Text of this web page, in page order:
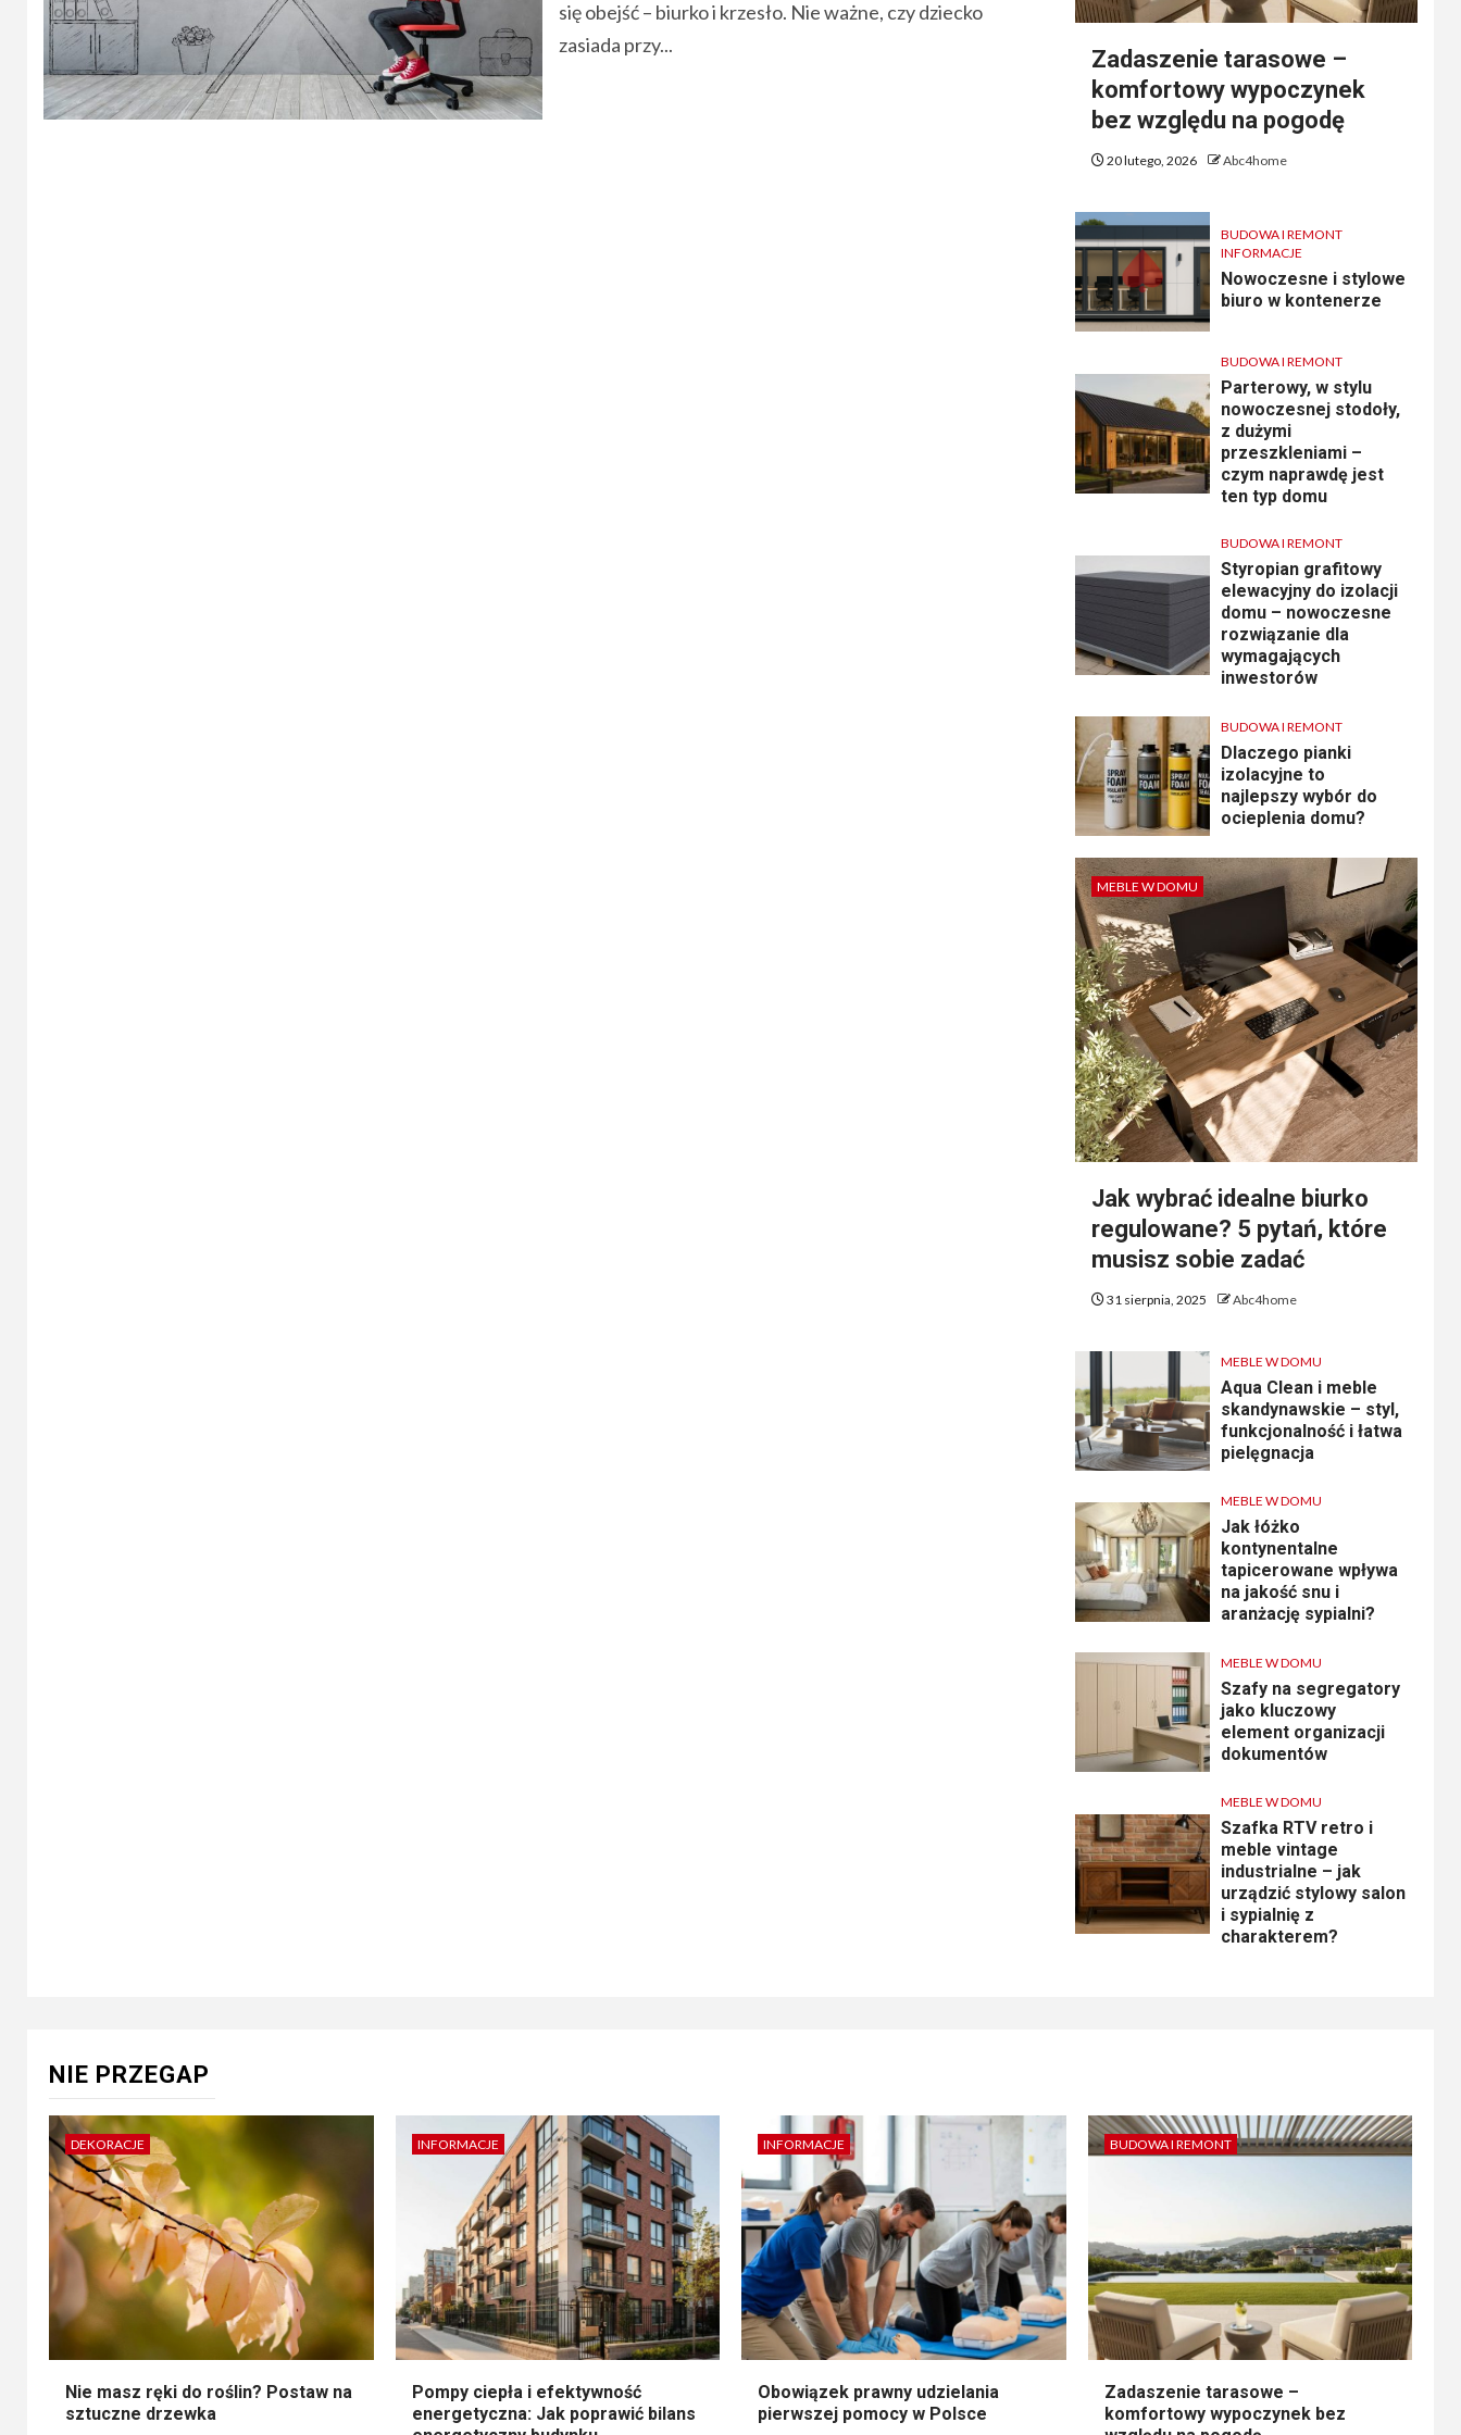
się obejść – biurko i krzesło. Nie ważne, czy dziecko
zasiada przy...
Zadaszenie tarasowe –
komfortowy wypoczynek
bez względu na pogodę
20 lutego, 2026 Abc4home
BUDOWA I REMONT
INFORMACJE
Nowoczesne i stylowe
biuro w kontenerze
BUDOWA I REMONT
Parterowy, w stylu
nowoczesnej stodoły,
z dużymi
przeszkleniami –
czym naprawdę jest
ten typ domu
BUDOWA I REMONT
Styropian grafitowy
elewacyjny do izolacji
domu – nowoczesne
rozwiązanie dla
wymagających
inwestorów
BUDOWA I REMONT
Dlaczego pianki
izolacyjne to
najlepszy wybór do
ocieplenia domu?
MEBLE W DOMU
Jak wybrać idealne biurko
regulowane? 5 pytań, które
musisz sobie zadać
31 sierpnia, 2025 Abc4home
MEBLE W DOMU
Aqua Clean i meble
skandynawskie – styl,
funkcjonalność i łatwa
pielęgnacja
MEBLE W DOMU
Jak łóżko
kontynentalne
tapicerowane wpływa
na jakość snu i
aranżację sypialni?
MEBLE W DOMU
Szafy na segregatory
jako kluczowy
element organizacji
dokumentów
MEBLE W DOMU
Szafka RTV retro i
meble vintage
industrialne – jak
urządzić stylowy salon
i sypialnię z
charakterem?
NIE PRZEGAP
DEKORACJE
Nie masz ręki do roślin? Postaw na
sztuczne drzewka
INFORMACJE
Pompy ciepła i efektywność
energetyczna: Jak poprawić bilans
INFORMACJE
Obowiązek prawny udzielania
pierwszej pomocy w Polsce
BUDOWA I REMONT
Zadaszenie tarasowe –
komfortowy wypoczynek bez